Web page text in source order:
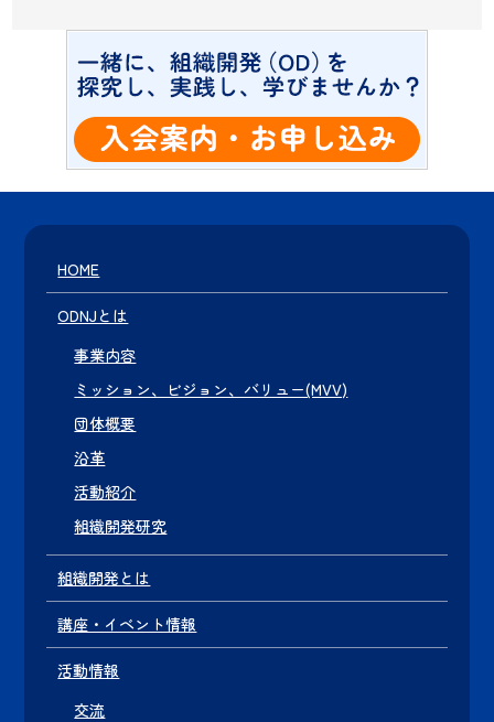
HOME
ODNJとは
事業内容
ミッション、ビジョン、バリュー(MVV)
団体概要
沿革
活動紹介
組織開発研究
組織開発とは
講座・イベント情報
活動情報
交流